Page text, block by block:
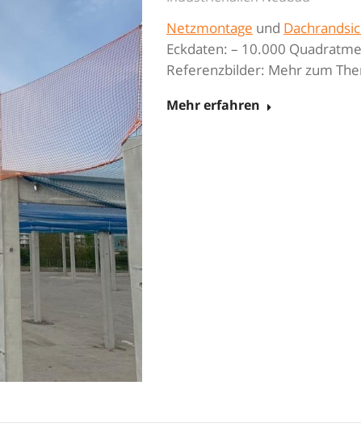
Netzmontage und
Eckdaten: – 10.000
Referenzbilder: Mehr zum
Mehr erfahren